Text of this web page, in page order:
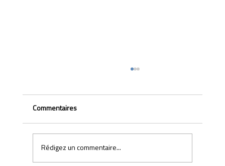
Commentaires
Rédigez un commentaire...